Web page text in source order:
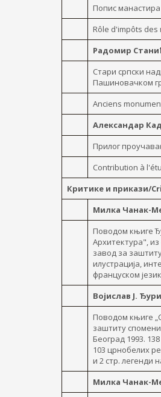
Попис
Rôle d'impôts des
Радомир
Стари српски
Пашиновачком
Anciens
Александар
Прилог
Contribution à
Критике и прикази/
Милка Чанак-
Поводом књиге
Архитектура",
завод за
илустрација,
француском
Војислав Ј.
Поводом књиге
заштиту
Београд 1993.
103 црнобелих
и 2 стр. легенди
Милка Чанак-